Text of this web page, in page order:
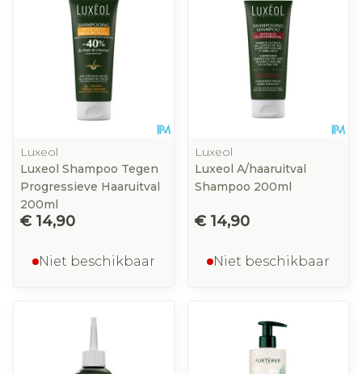
Luxeol
Luxeol Shampoo Tegen
Progressieve Haaruitval
200ml
€ 14,90
Niet beschikbaar
Luxeol
Luxeol A/haaruitval
Shampoo 200ml
€ 14,90
Niet beschikbaar